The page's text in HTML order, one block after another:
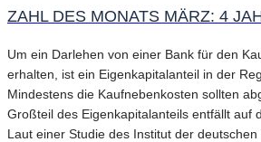
ZAHL DES MONATS MÄRZ: 4
Um ein Darlehen von einer Bank für den
erhalten, ist ein Eigenkapitalanteil in der
Mindestens die Kaufnebenkosten sollten
Großteil des Eigenkapitalanteils entfällt auf
Laut einer Studie des Institut der